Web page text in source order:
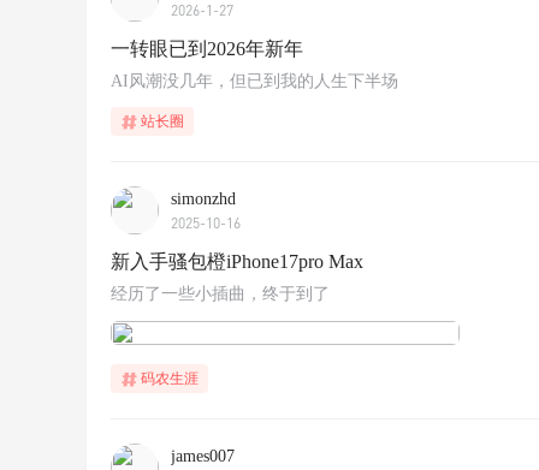
2026-1-27
一转眼已到2026年新年
AI风潮没几年，但已到我的人生下半场
站长圈
simonzhd
2025-10-16
新入手骚包橙iPhone17pro Max
经历了一些小插曲，终于到了
码农生涯
james007